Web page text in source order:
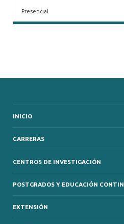
Presencial
INICIO
CARRERAS
CENTROS DE INVESTIGACIÓN
POSTGRADOS Y EDUCACIÓN
EXTENSIÓN